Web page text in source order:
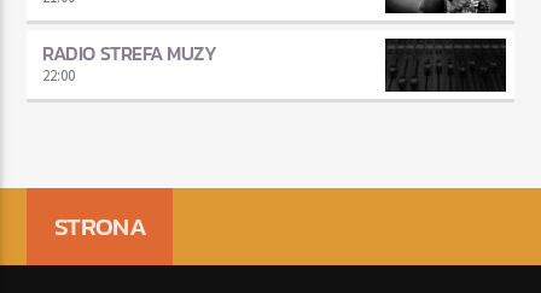
RADIO STREFA MUZY
22:00
STRONA